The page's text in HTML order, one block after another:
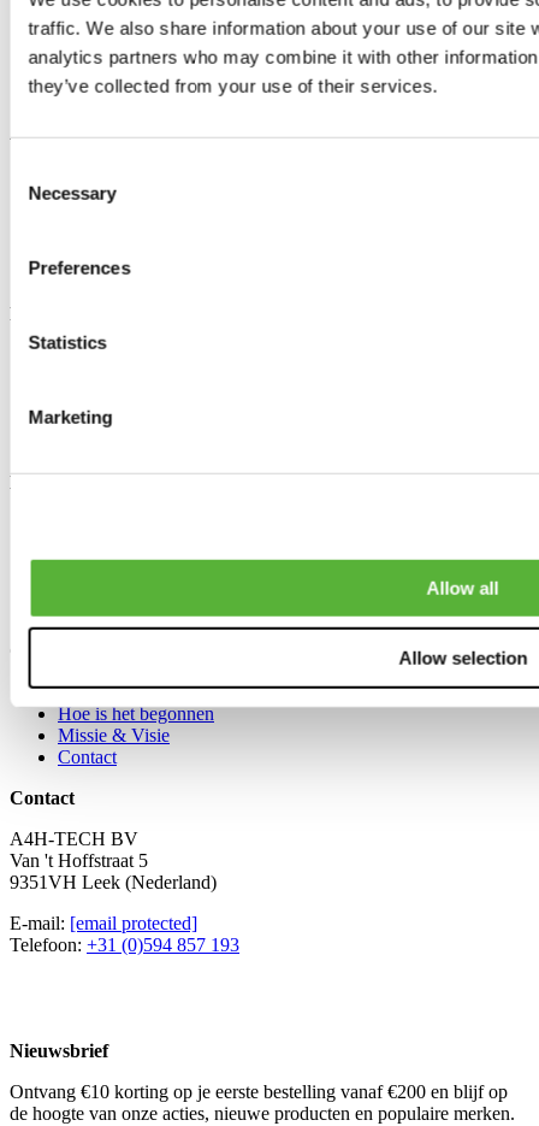
traffic. We also share information about your use of our site
analytics partners who may combine it with other
they’ve collected from your use of their services.
Selection
Necessary
Preferences
Statistics
Marketing
Allow all
Allow selection
Bestellen
Verzenden/Afhalen
Betaalmogelijkheden
Order status
Voorwaarden
Algemene Voorwaarden
Privacy Policy
Copyright
Handige links
Werkplaatshandboeken
ECU en foutcode identificatie
Modelinformatie
Honda CRX / Del Sol
Over A4H-TECH
Wie zijn wij
Hoe is het begonnen
Missie & Visie
Contact
Contact
A4H-TECH BV
Van 't Hoffstraat 5
9351VH Leek (Nederland)
E-mail: [email protected]
Telefoon: +31 (0)594 857 193
Nieuwsbrief
Ontvang €10 korting op je eerste bestelling vanaf €200 en blijf op
de hoogte van onze acties, nieuwe producten en populaire merken.